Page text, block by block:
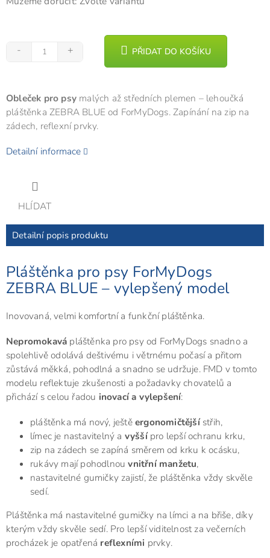
PŘIDAT DO KOŠÍKU
Obleček pro psy malých až středních plemen – lehoučká
pláštěnka ZEBRA BLUE od ForMyDogs. Zapínání na zip na
zádech, reflexní prvky.
Detailní informace
HLÍDAT
Detailní popis produktu
Pláštěnka pro psy ForMyDogs
ZEBRA BLUE – vylepšený model
Inovovaná, velmi komfortní a funkční pláštěnka.
Nepromokavá pláštěnka pro psy od ForMyDogs snadno a
spolehlivě odolává deštivému i větrnému počasí a přitom
zůstává měkká, pohodlná a snadno se udržuje. FMD v tomto
modelu reflektuje zkušenosti a požadavky chovatelů a
přichází s celou řadou inovací a vylepšení:
pláštěnka má nový, ještěergonomičtějšístřih,
límec je nastavitelný a vyššípro lepší ochranu krku,
zip na zádech se zapíná směrem od krku k ocásku,
rukávy mají pohodlnouvnitřní manžetu,
nastavitelné gumičky zajistí, že pláštěnka vždy skvěle
sedí.
Pláštěnka má nastavitelné gumičky na límci a na břiše, díky
kterým vždy skvěle sedí. Pro lepší viditelnost za večerních
procházek je opatřená reflexními prvky.